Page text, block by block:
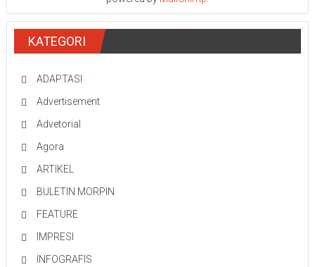
KATEGORI
ADAPTASI
Advertisement
Advetorial
Agora
ARTIKEL
BULETIN MORPIN
FEATURE
IMPRESI
INFOGRAFIS